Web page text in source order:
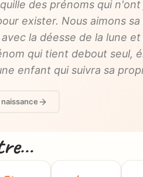
des prénoms qui n'ont
exister. Nous aimons
la déesse de la lune
qui tient debout seul,
enfant qui suivra sa